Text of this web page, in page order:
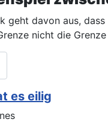
geht davon aus,
nicht die
es eilig